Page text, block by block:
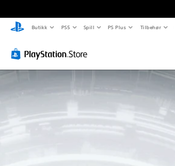
Butikk PS5 Spill PS Plus Tilbehør